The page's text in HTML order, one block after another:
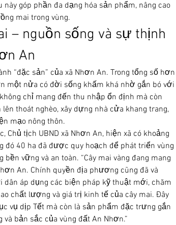
này góp phần đa dạng hóa sản phẩm, nâng cao
mai trong vùng.
– nguồn sống và sự thịnh
An
“đặc sản” của xã Nhơn An. Trong tổng số hơn
một nửa có đời sống khấm khá nhờ gắn bó với
chỉ mang đến thu nhập ổn định mà còn
thoát nghèo, xây dựng nhà cửa khang trang,
mạo nông thôn.
Chủ tịch UBND xã Nhơn An, hiện xã có khoảng
đó 40 ha đã được quy hoạch để phát triển vùng
vững và an toàn. “Cây mai vàng đang mang
An. Chính quyền địa phương cũng đã và
dân áp dụng các biện pháp kỹ thuật mới, chăm
chất lượng và giá trị kinh tế của cây mai. Đây
vụ dịp Tết mà còn là sản phẩm đặc trưng gắn
bản sắc của vùng đất An Nhơn.”